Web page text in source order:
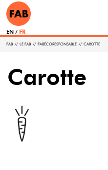
EN FR
FAB // LE FAB // FABÉCORESPONSABLE // CAROTTE
Carotte